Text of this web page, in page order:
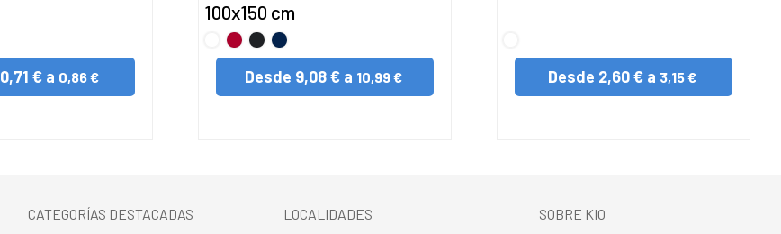
0,71 € a 0,86 €
100x150 cm
BLANCO
RojoGris
Oscuro
French
Marino
Desde 9,08 € a 10,99 €
Desde 2,60 € a 3,15 €
CATEGORÍAS DESTACADAS LOCALIDADES SOBRE KIO